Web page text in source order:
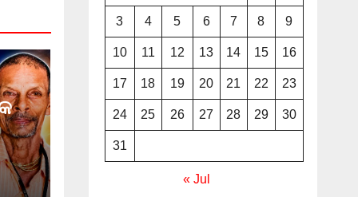
3 4 5 6 7 8 9
10 11 12 13 14 15 16
17 18 19 20 21 22 23
24 25 26 27 28 29 30
31
« Jul